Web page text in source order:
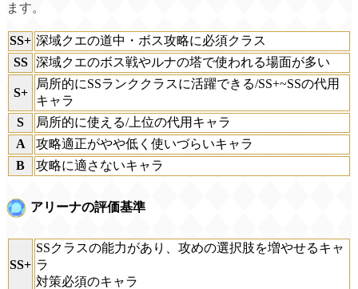
ます。
SS+ 深域クエの道中・ボス攻略に必須クラス
SS
深域クエのボス戦やルナの塔で使われる場面が多い
S+
局所的にSSランククラスに活躍できる/SS+~SSの代用
キャラ
S
局所的に使える/上位の代用キャラ
A
攻略適正がやや低く使いづらいキャラ
B
攻略に適さないキャラ
アリーナの評価基準
SS+
SSクラスの能力があり、攻めの選択肢を増やせるキャ
ラ
対策必須のキャラ